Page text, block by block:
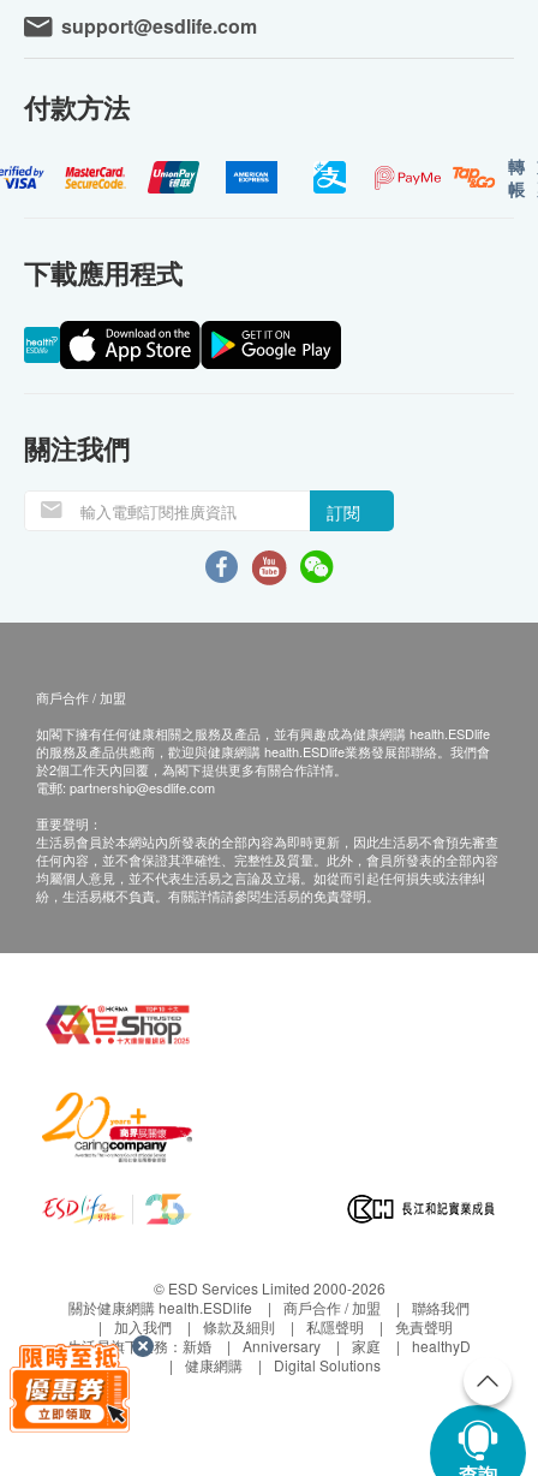
support@esdlife.com
付款方法
轉
帳
下載應用程式
關注我們
訂閱
商戶合作 / 加盟
如閣下擁有任何健康相關之服務及產品，並有興趣成為健康網購 health.ESDlife
的服務及產品供應商，歡迎與健康網購 health.ESDlife業務發展部聯絡。我們會
於2個工作天內回覆，為閣下提供更多有關合作詳情。
電郵: partnership@esdlife.com
重要聲明：
生活易會員於本網站內所發表的全部內容為即時更新，因此生活易不會預先審查
任何內容，並不會保證其準確性、完整性及質量。此外，會員所發表的全部內容
均屬個人意見，並不代表生活易之言論及立場。如從而引起任何損失或法律糾
紛，生活易概不負責。有關詳情請參閱生活易的免責聲明。
© ESD Services Limited 2000-2026
關於健康網購 health.ESDlife
商戶合作 / 加盟
聯絡我們
加入我們
條款及細則 私隱聲明
免責聲明
生活易旗下業務： 新婚 Anniversary 家庭
healthyD
健康網購
Digital Solutions